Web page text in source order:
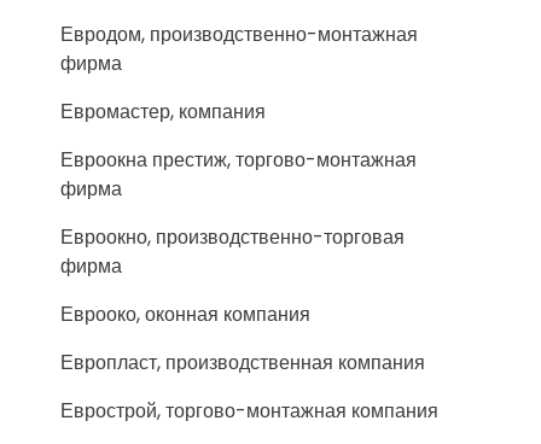
Евродом, производственно-монтажная
фирма
Евромастер, компания
Евроокна престиж, торгово-монтажная
фирма
Евроокно, производственно-торговая
фирма
Еврооко, оконная компания
Европласт, производственная компания
Еврострой, торгово-монтажная компания